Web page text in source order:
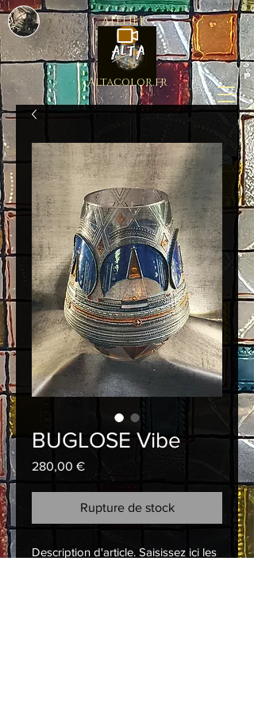
ATELIER
Altacolor.fr
BUGLOSE Vibe
280,00 €Prix
Rupture de stock
Description d'article. Saisissez ici les